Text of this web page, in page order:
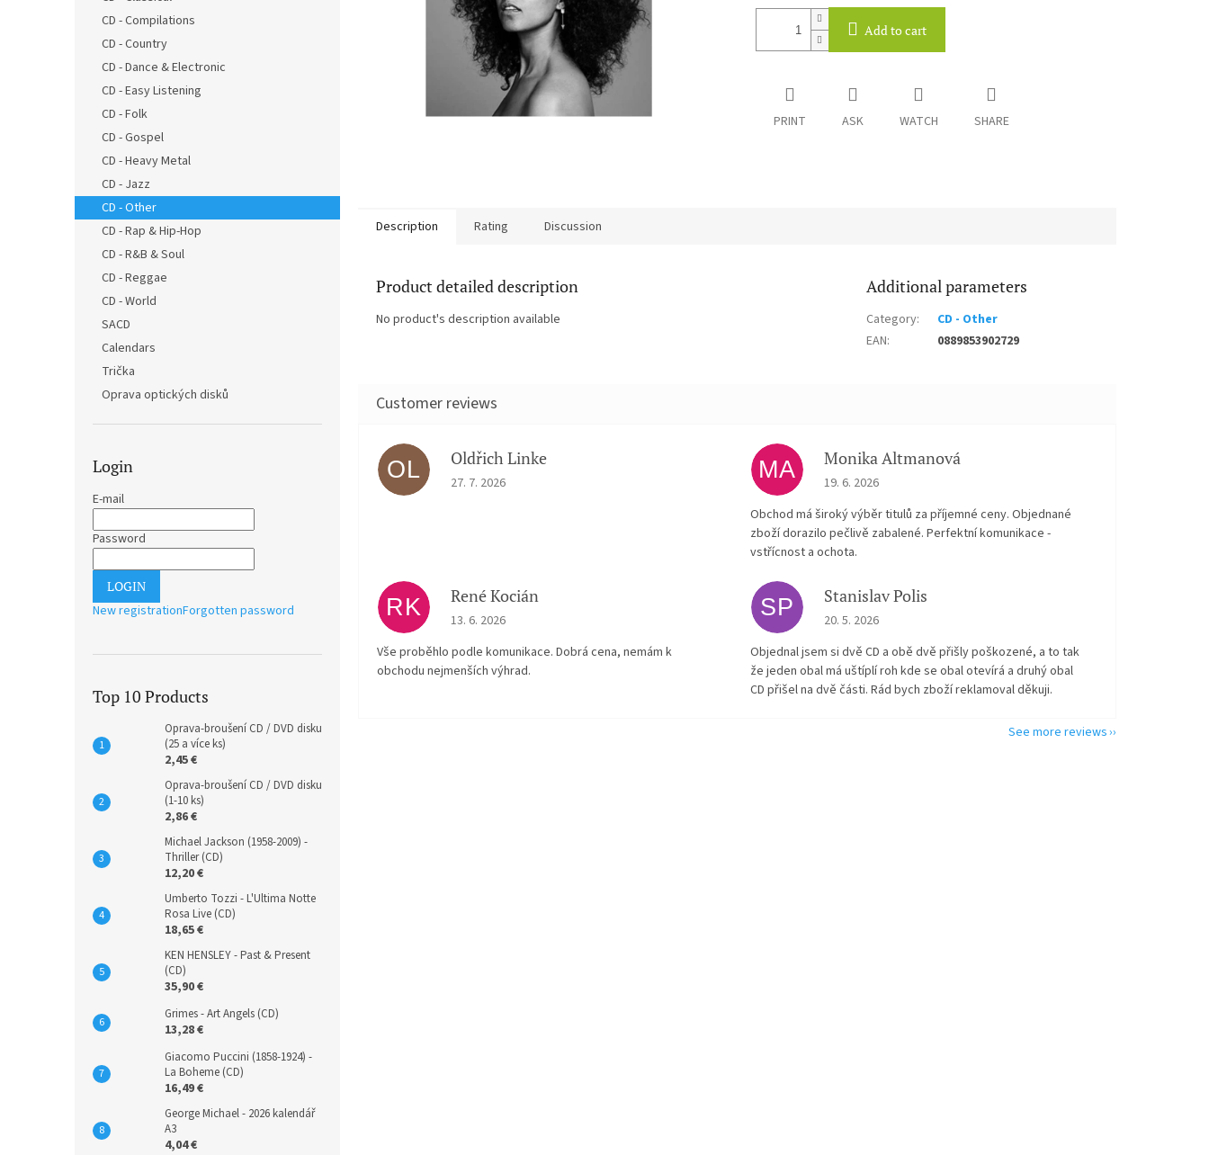
CD - Compilations
CD - Country
CD - Dance & Electronic
CD - Easy Listening
CD - Folk
CD - Gospel
CD - Heavy Metal
CD - Jazz
CD - Other
CD - Rap & Hip-Hop
CD - R&B & Soul
CD - Reggae
CD - World
SACD
Calendars
Trička
Oprava optických disků
Login
E-mail
Password
LOGIN
New registrationForgotten password
Top 10 Products
Oprava-broušení CD / DVD disku
(25 a více ks)
2,45 €
Oprava-broušení CD / DVD disku
(1-10 ks)
2,86 €
Michael Jackson (1958-2009) -
Thriller (CD)
12,20 €
Umberto Tozzi - L'Ultima Notte
Rosa Live (CD)
18,65 €
KEN HENSLEY - Past & Present
(CD)
35,90 €
Grimes - Art Angels (CD)
13,28 €
Giacomo Puccini (1858-1924) -
La Boheme (CD)
16,49 €
George Michael - 2026 kalendář
A3
4,04 €
Add to cart
PRINT ASK WATCH SHARE
Description Rating Discussion
Product detailed description
No product's description available
Additional parameters
Category:
CD - Other
EAN: 0889853902729
OL Oldřich Linke
The store rating is 5 out of 5 stars.
27. 7. 2026 MA Monika Altmanová
The store rating is 5 out of 5 stars.
19. 6. 2026
Obchod má široký výběr titulů za příjemné ceny. Objednané
zboží dorazilo pečlivě zabalené. Perfektní komunikace -
vstřícnost a ochota.
RK René Kocián
The store rating is 5 out of 5 stars.
13. 6. 2026
Vše proběhlo podle komunikace. Dobrá cena, nemám k
obchodu nejmenších výhrad.
SP Stanislav Polis
The store rating is 2 out of 5 stars.
20. 5. 2026
Objednal jsem si dvě CD a obě dvě přišly poškozené, a to tak
že jeden obal má uštíplí roh kde se obal otevírá a druhý obal
CD přišel na dvě části. Rád bych zboží reklamoval děkuji.
See more reviews